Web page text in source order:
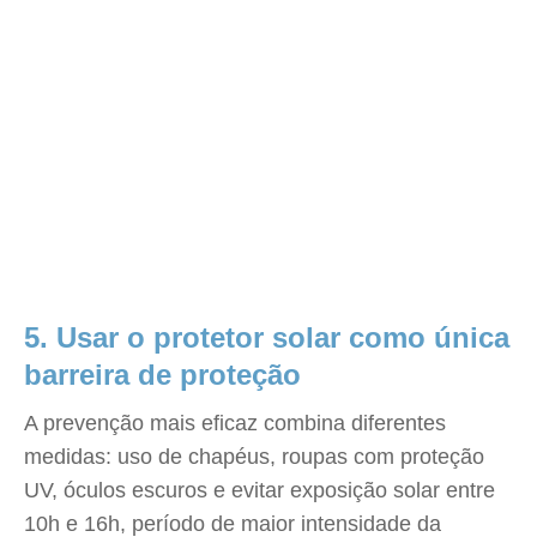
5. Usar o protetor solar como única
barreira de proteção
A prevenção mais eficaz combina diferentes
medidas: uso de chapéus, roupas com proteção
UV, óculos escuros e evitar exposição solar entre
10h e 16h, período de maior intensidade da